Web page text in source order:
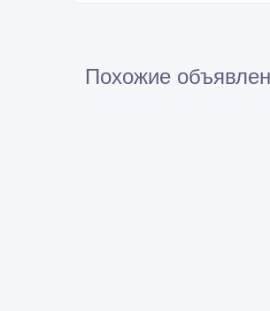
Похожие